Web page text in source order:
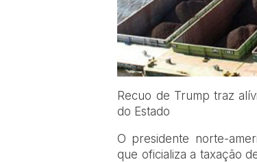
Recuo de Trump traz
do Estado
O presidente norte-
que oficializa a taxação